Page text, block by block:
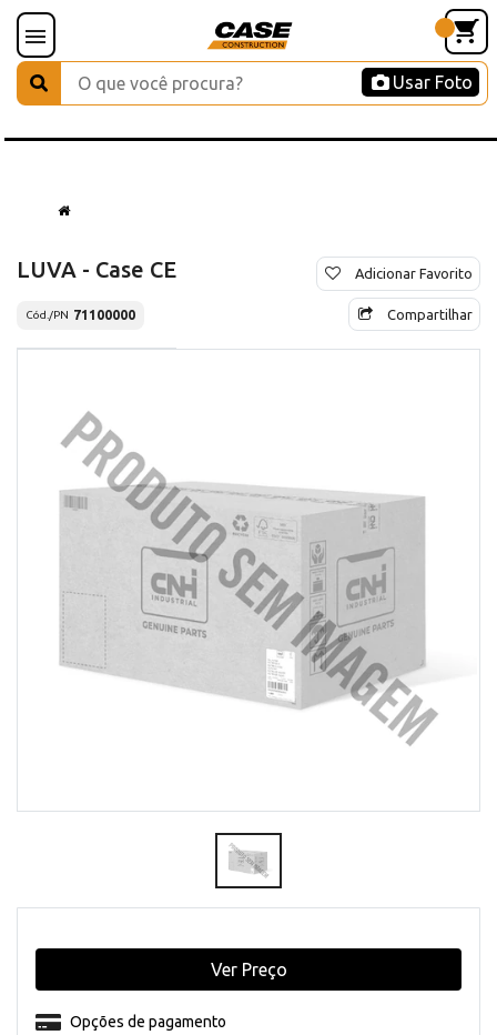
Usar Foto
LUVA - Case CE
Cód./PN 71100000
Adicionar Favorito
Compartilhar
Opções de pagamento
Ver Preço